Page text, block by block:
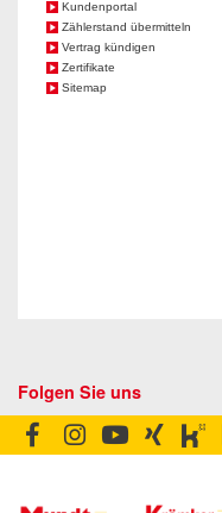
Kundenportal
Zählerstand übermitteln
Vertrag kündigen
Zertifikate
Sitemap
Folgen Sie uns